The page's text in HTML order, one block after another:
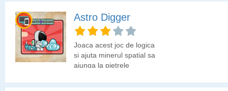
in centru.
Astro Digger
Joaca acest joc de logica
si ajuta minerul spatial sa
ajunga la pietrele